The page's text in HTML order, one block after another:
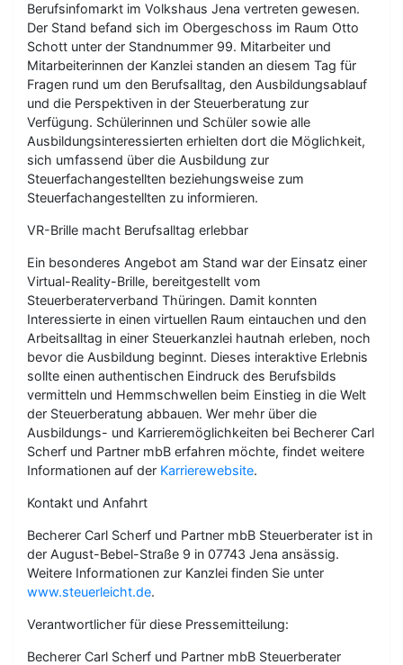
Berufsinfomarkt im Volkshaus Jena vertreten gewesen.
Der Stand befand sich im Obergeschoss im Raum Otto
Schott unter der Standnummer 99. Mitarbeiter und
Mitarbeiterinnen der Kanzlei standen an diesem Tag für
Fragen rund um den Berufsalltag, den Ausbildungsablauf
und die Perspektiven in der Steuerberatung zur
Verfügung. Schülerinnen und Schüler sowie alle
Ausbildungsinteressierten erhielten dort die Möglichkeit,
sich umfassend über die Ausbildung zur
Steuerfachangestellten beziehungsweise zum
Steuerfachangestellten zu informieren.
VR-Brille macht Berufsalltag erlebbar
Ein besonderes Angebot am Stand war der Einsatz einer
Virtual-Reality-Brille, bereitgestellt vom
Steuerberaterverband Thüringen. Damit konnten
Interessierte in einen virtuellen Raum eintauchen und den
Arbeitsalltag in einer Steuerkanzlei hautnah erleben, noch
bevor die Ausbildung beginnt. Dieses interaktive Erlebnis
sollte einen authentischen Eindruck des Berufsbilds
vermitteln und Hemmschwellen beim Einstieg in die Welt
der Steuerberatung abbauen. Wer mehr über die
Ausbildungs- und Karrieremöglichkeiten bei Becherer Carl
Scherf und Partner mbB erfahren möchte, findet weitere
Informationen auf der Karrierewebsite.
Kontakt und Anfahrt
Becherer Carl Scherf und Partner mbB Steuerberater ist in
der August-Bebel-Straße 9 in 07743 Jena ansässig.
Weitere Informationen zur Kanzlei finden Sie unter
www.steuerleicht.de.
Verantwortlicher für diese Pressemitteilung:
Becherer Carl Scherf und Partner mbB Steuerberater